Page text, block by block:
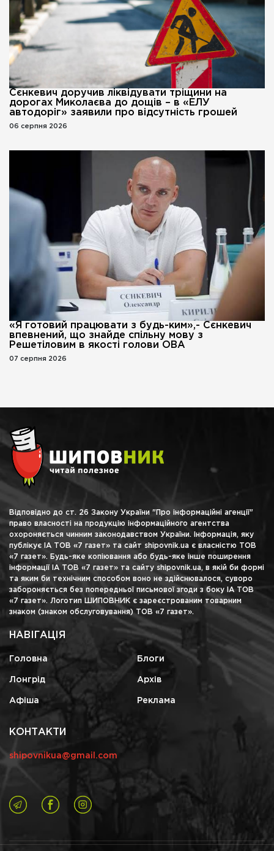
Сєнкевич доручив ліквідувати тріщини на
дорогах Миколаєва до дощів – в «ЕЛУ
автодоріг» заявили про відсутність грошей
06 серпня 2026
«Я готовий працювати з будь-ким»,- Сєнкевич
впевнений, що знайде спільну мову з
Решетіловим в якості голови ОВА
07 серпня 2026
Відповідно до ст. 26 Закону України "Про інформаційні агенції"
право власності на продукцію інформаційного агентства
охороняється чинним законодавством України. Інформація, яку
публікує ІА ТОВ «7 газет» та сайт shipovnik.ua є власністю ТОВ
«7 газет». Будь-яке копіювання або будь-яке інше поширення
інформації ІА ТОВ «7 газет» та сайту shipovnik.ua, в якій би формі
та яким би технічним способом воно не здійснювалося, суворо
забороняється без попередньої письмової згоди з боку ІА ТОВ
«7 газет». Логотип ШИПОВНИК є зареєстрованим товарним
знаком (знаком обслуговування) ТОВ «7 газет».
НАВІГАЦІЯ
Головна Блоги
Лонгрід Архів
Афіша Реклама
КОНТАКТИ
shipovnikua@gmail.com